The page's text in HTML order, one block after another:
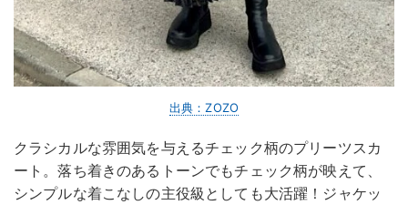
出典：ZOZO
クラシカルな雰囲気を与えるチェック柄のプリーツスカ
ート。落ち着きのあるトーンでもチェック柄が映えて、
シンプルな着こなしの主役級としても大活躍！ジャケッ